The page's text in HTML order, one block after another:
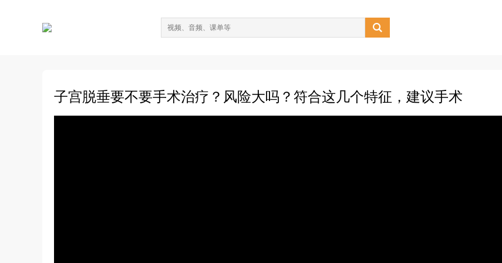

子宫脱垂要不要手术治疗？风险大吗？符合这几个特征，建议手术